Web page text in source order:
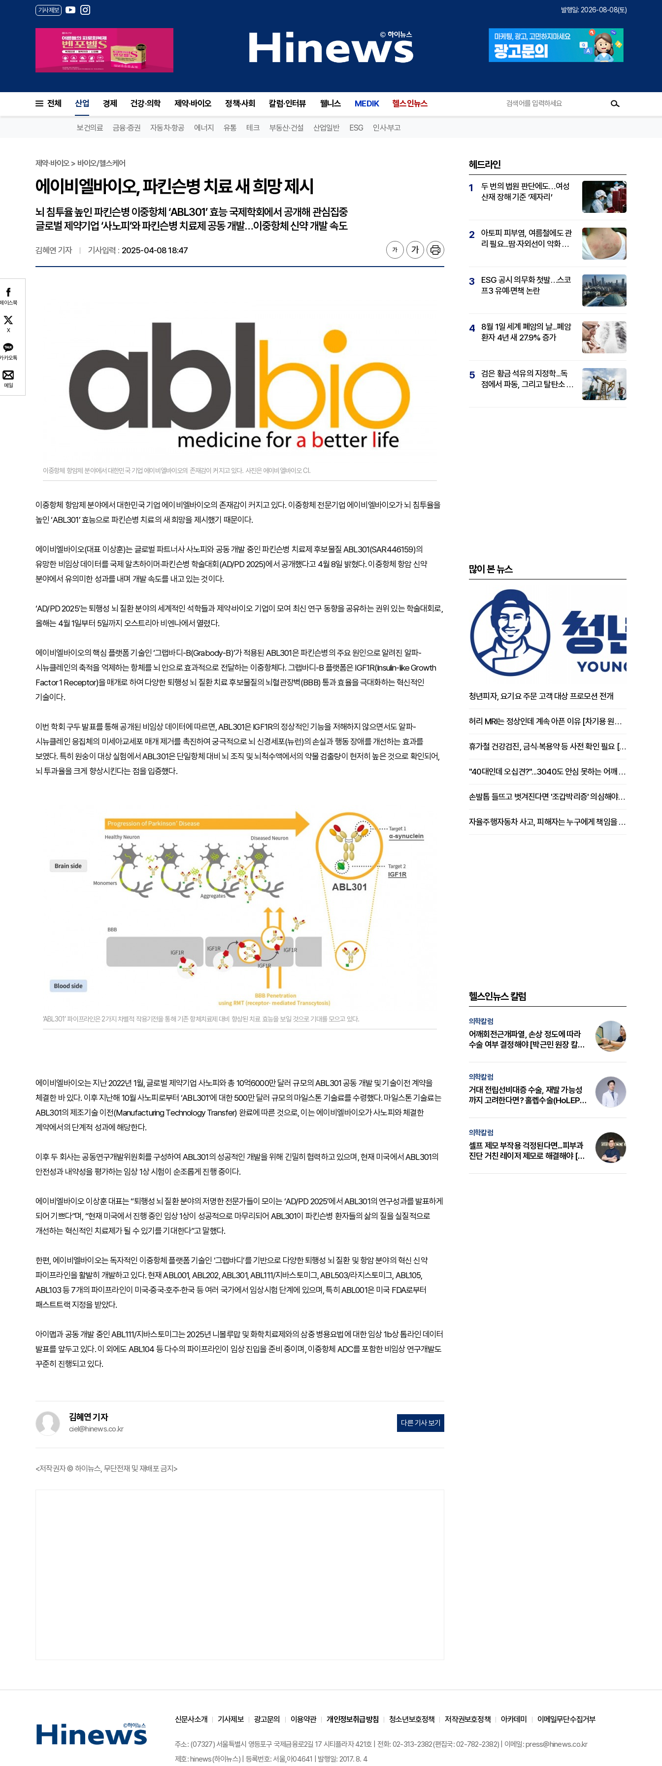
기사제보 발행일: 2026-08-08(토)
전체 산업 경제 건강·의학 제약·바이오 정책·사회 칼럼·인터뷰 웰니스 MEDIK 헬스인뉴스
보건의료 금융·증권 자동차·항공 에너지 유통 테크 부동산·건설 산업일반 ESG 인사·부고
이스북
X
카오톡
메일
제약·바이오 > 바이오/헬스케어
에이비엘바이오, 파킨슨병 치료 새 희망 제시
뇌 침투율 높인 파킨슨병 이중항체 ‘ABL301’ 효능 국제학회에서 공개해 관심집중
글로벌 제약기업 ‘사노피’와 파킨슨병 치료제 공동 개발…이중항체 신약 개발 속도
김혜연 기자 기사입력 : 2025-04-08 18:47
이중항체 항암제 분야에서 대한민국 기업 에이비엘바이오의 존재감이 커지고 있다. 사진은 에이비엘바이오 CI.
이중항체 항암제 분야에서 대한민국 기업 에이비엘바이오의 존재감이 커지고 있다. 이중항체 전문기업 에이비엘바이오가 뇌 침투율을
높인 ‘ABL301’ 효능으로 파킨슨병 치료의 새 희망을 제시했기 때문이다.
에이비엘바이오(대표 이상훈)는 글로벌 파트너사 사노피와 공동 개발 중인 파킨슨병 치료제 후보물질 ABL301(SAR446159)의
유망한 비임상 데이터를 국제 알츠하이머·파킨슨병 학술대회(AD/PD 2025)에서 공개했다고 4월 8일 밝혔다. 이중항체 항암 신약
분야에서 유의미한 성과를 내며 개발 속도를 내고 있는 것이다.
‘AD/PD 2025’는 퇴행성 뇌 질환 분야의 세계적인 석학들과 제약·바이오 기업이 모여 최신 연구 동향을 공유하는 권위 있는 학술대회로,
올해는 4월 1일부터 5일까지 오스트리아 비엔나에서 열렸다.
에이비엘바이오의 핵심 플랫폼 기술인 ‘그랩바디-B(Grabody-B)’가 적용된 ABL301은 파킨슨병의 주요 원인으로 알려진 알파-
시뉴클레인의 축적을 억제하는 항체를 뇌 안으로 효과적으로 전달하는 이중항체다. 그랩바디-B 플랫폼은 IGF1R(Insulin-like Growth
Factor 1 Receptor)을 매개로 하여 다양한 퇴행성 뇌 질환 치료 후보물질의 뇌혈관장벽(BBB) 통과 효율을 극대화하는 혁신적인
기술이다.
이번 학회 구두 발표를 통해 공개된 비임상 데이터에 따르면, ABL301은 IGF1R의 정상적인 기능을 저해하지 않으면서도 알파-
시뉴클레인 응집체의 미세아교세포 매개 제거를 촉진하여 궁극적으로 뇌 신경세포(뉴런)의 손실과 행동 장애를 개선하는 효과를
보였다. 특히 원숭이 대상 실험에서 ABL301은 단일항체 대비 뇌 조직 및 뇌척수액에서의 약물 검출량이 현저히 높은 것으로 확인되어,
뇌 투과율을 크게 향상시킨다는 점을 입증했다.
‘ABL301’ 파이프라인은 2가지 차별적 작용기전을 통해 기존 항체치료제 대비 향상된 치료 효능을 보일 것으로 기대를 모으고 있다.
에이비엘바이오는 지난 2022년 1월, 글로벌 제약기업 사노피와 총 10억6000만 달러 규모의 ABL301 공동 개발 및 기술이전 계약을
체결한 바 있다. 이후 지난해 10월 사노피로부터 ‘ABL301’에 대한 500만 달러 규모의 마일스톤 기술료를 수령했다. 마일스톤 기술료는
ABL301의 제조기술 이전(Manufacturing Technology Transfer) 완료에 따른 것으로, 이는 에이비엘바이오가 사노피와 체결한
계약에서의 단계적 성과에 해당한다.
이후 두 회사는 공동연구개발위원회를 구성하여 ABL301의 성공적인 개발을 위해 긴밀히 협력하고 있으며, 현재 미국에서 ABL301의
안전성과 내약성을 평가하는 임상 1상 시험이 순조롭게 진행 중이다.
에이비엘바이오 이상훈 대표는 “퇴행성 뇌 질환 분야의 저명한 전문가들이 모이는 ‘AD/PD 2025’에서 ABL301의 연구성과를 발표하게
되어 기쁘다”며, “현재 미국에서 진행 중인 임상 1상이 성공적으로 마무리되어 ABL301이 파킨슨병 환자들의 삶의 질을 실질적으로
개선하는 혁신적인 치료제가 될 수 있기를 기대한다”고 말했다.
한편, 에이비엘바이오는 독자적인 이중항체 플랫폼 기술인 ‘그랩바디’를 기반으로 다양한 퇴행성 뇌 질환 및 항암 분야의 혁신 신약
파이프라인을 활발히 개발하고 있다. 현재 ABL001, ABL202, ABL301, ABL111/지바스토미그, ABL503/라지스토미그, ABL105,
ABL103 등 7개의 파이프라인이 미국·중국·호주·한국 등 여러 국가에서 임상시험 단계에 있으며, 특히 ABL001은 미국 FDA로부터
패스트트랙 지정을 받았다.
아이맵과 공동 개발 중인 ABL111/지바스토미그는 2025년 니볼루맙 및 화학치료제와의 삼중 병용요법에 대한 임상 1b상 톱라인 데이터
발표를 앞두고 있다. 이 외에도 ABL104 등 다수의 파이프라인이 임상 진입을 준비 중이며, 이중항체 ADC를 포함한 비임상 연구개발도
꾸준히 진행되고 있다.
김혜연 기자
ciel@hinews.co.kr
다른 기사 보기
<저작권자 © 하이뉴스, 무단전재 및 재배포 금지>
헤드라인
1
두 번의 법원 판단에도…여성
산재 장해 기준 ‘제자리’
2
아토피 피부염, 여름철에도 관
리 필요...땀·자외선이 악화 요
3
ESG 공시 의무화 첫발…스코
프3 유예·면책 논란
4
8월 1일 세계 폐암의 날...폐암
환자 4년 새 27.9% 증가
5
검은 황금 석유의 지정학...독
점에서 파동, 그리고 탈탄소 패
많이 본 뉴스
청년피자, 요기요 주문 고객 대상 프로모션 전개
허리 MRI는 정상인데 계속 아픈 이유 [차기용 원장 칼럼]
휴가철 건강검진, 금식·복용약 등 사전 확인 필요 [정도감 원장 칼럼]
"40대인데 오십견?"...3040도 안심 못하는 어깨 유착성 관절낭염
손발톱 들뜨고 벗겨진다면 '조갑박리증' 의심해야 [김철윤 원장 칼럼]
자율주행자동차 사고, 피해자는 누구에게 책임을 물을 수 있을까
헬스인뉴스 칼럼
의학칼럼
어깨회전근개파열, 손상 정도에 따라
수술 여부 결정해야 [박근민 원장 칼
의학칼럼
거대 전립선비대증 수술, 재발 가능성
까지 고려한다면? 홀렙수술(HoLEP)
의학칼럼
셀프 제모 부작용 걱정된다면...피부과
진단 거친 레이저 제모로 해결해야 [변
신문사소개 기사제보 광고문의 이용약관 개인정보취급방침 청소년보호정책 저작권보호정책 아카데미 이메일무단수집거부
주소: (07327) 서울특별시 영등포구 국제금융로2길 17 시티플라자 421호 | 전화: 02-313-2382(편집국: 02-782-2382) | 이메일: press@hinews.co.kr
제호: hinews(하이뉴스) | 등록번호: 서울,아04641 | 발행일: 2017. 8. 4